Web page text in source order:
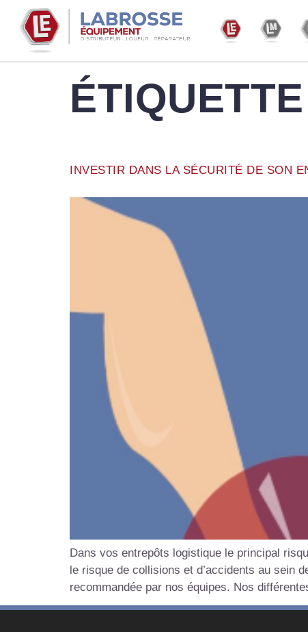
INVESTIR DANS LA SÉCURITÉ DE SON
Dans vos entrepôts logistique le principal
le risque de collisions et d’accidents au sein
recommandée par nos équipes. Nos